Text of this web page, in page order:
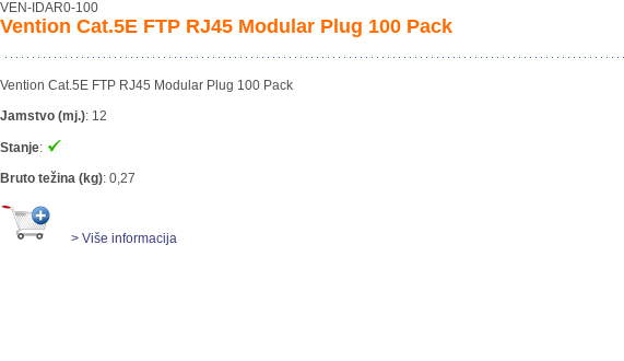
VEN-IDAR0-100
Vention Cat.5E FTP RJ45 Modular Plug 100 Pack
Vention Cat.5E FTP RJ45 Modular Plug 100 Pack
Jamstvo (mj.): 12
Stanje:
Bruto težina (kg): 0,27
> Više informacija